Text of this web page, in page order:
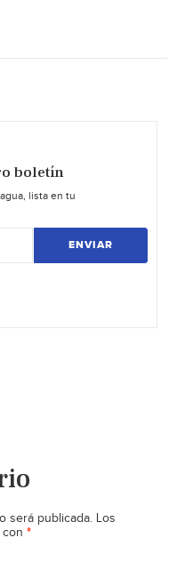
boletín
lista en tu
ENVIAR
será publicada. Los
*